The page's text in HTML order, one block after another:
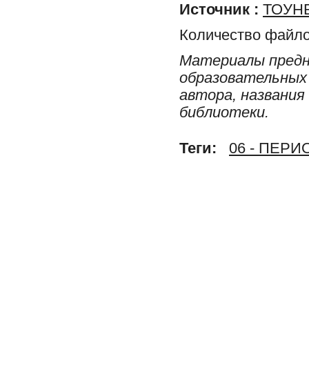
Источник :
Количество
Материалы
автора,
библиотеки.
Теги: 06 -